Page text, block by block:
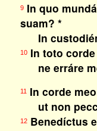
9In quo
suam? *
In
10In toto corde
ne erráre
11In corde
ut non
12Benedíctus